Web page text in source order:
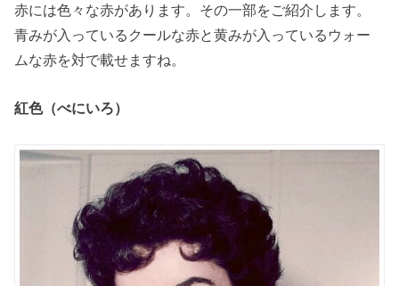
赤には色々な赤があります。その一部をご紹介します。
青みが入っているクールな赤と黄みが入っているウォー
ムな赤を対で載せますね。
紅色（べにいろ）